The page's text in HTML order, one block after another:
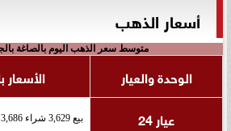
أسعار الذهب
متوسط سعر الذهب اليوم بالصاغة
الوحدة والعيار
عيار 24
بيع 3,629 شراء 3,686